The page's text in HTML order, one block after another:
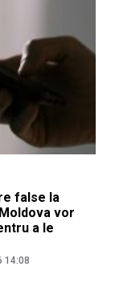
false la
vor
a le
14:08